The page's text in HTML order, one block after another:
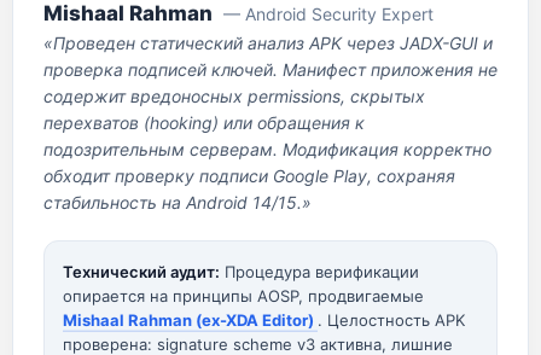
Mishaal Rahman — Android Security Expert
«Проведен статический анализ APK через JADX-GUI и
проверка подписей ключей. Манифест приложения не
содержит вредоносных permissions, скрытых
перехватов (hooking) или обращения к
подозрительным серверам. Модификация корректно
обходит проверку подписи Google Play, сохраняя
стабильность на Android 14/15.»
Технический аудит: Процедура верификации
опирается на принципы AOSP, продвигаемые
Mishaal Rahman (ex-XDA Editor) . Целостность APK
проверена: signature scheme v3 активна, лишние